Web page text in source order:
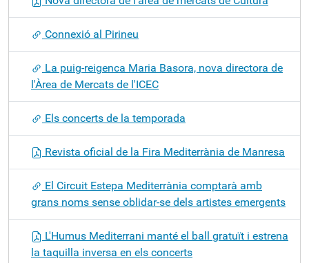
Connexió al Pirineu
La puig-reigenca Maria Basora, nova directora de
l'Àrea de Mercats de l'ICEC
Els concerts de la temporada
Revista oficial de la Fira Mediterrània de Manresa
El Circuit Estepa Mediterrània comptarà amb
grans noms sense oblidar-se dels artistes emergents
L'Humus Mediterrani manté el ball gratuït i estrena
la taquilla inversa en els concerts